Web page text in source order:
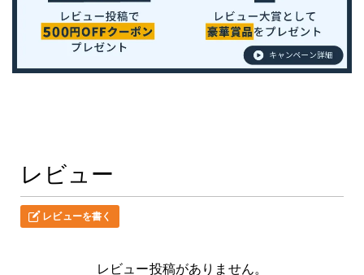
レビュー
レビューを書く
レビュー投稿がありません。